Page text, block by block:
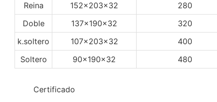
Reina
152x203x32
280
Doble
137x190x32
320
k.soltero
107x203x32
400
Soltero
90x190x32 480
Certificado